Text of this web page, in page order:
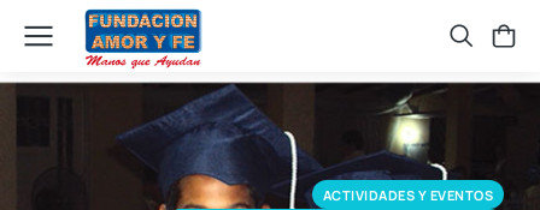
ACTIVIDADES Y EVENTOS